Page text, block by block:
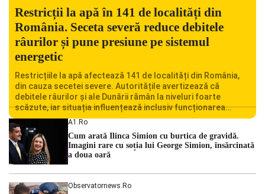
Restricții la apă în 141 de localități din
România. Seceta severă reduce debitele
râurilor și pune presiune pe sistemul
energetic
Restricțiile la apă afectează 141 de localități din România,
din cauza secetei severe. Autoritățile avertizează că
debitele râurilor și ale Dunării rămân la niveluri foarte
scăzute, iar situația influențează inclusiv funcționarea
Centralei Nucleare de la Cernavodă. România se confruntă
cu una dintre cele mai dificile perioade din punct de vedere
hidrologic din ultimii ani. Lipsa […]
A1.ro
Cum arată Ilinca Simion cu burtica de gravidă.
Imagini rare cu soția lui George Simion, însărcinată
a doua oară
Observatornews.ro